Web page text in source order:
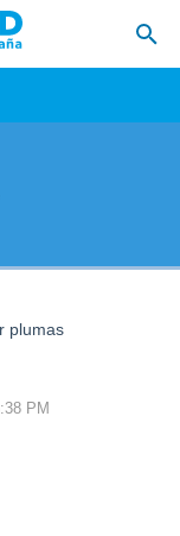
plumas
PM